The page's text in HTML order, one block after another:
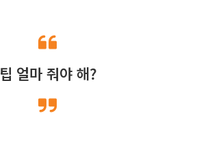
팁 얼마 줘야 해?